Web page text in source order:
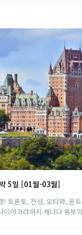
5일 [01월-03월]
! 토론토, 천섬, 오타와, 몬
이아가라까지 캐나다 동부